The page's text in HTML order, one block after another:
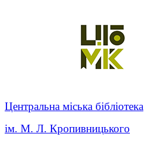
Центральна міська бібліотека
ім. М. Л. Кропивницького